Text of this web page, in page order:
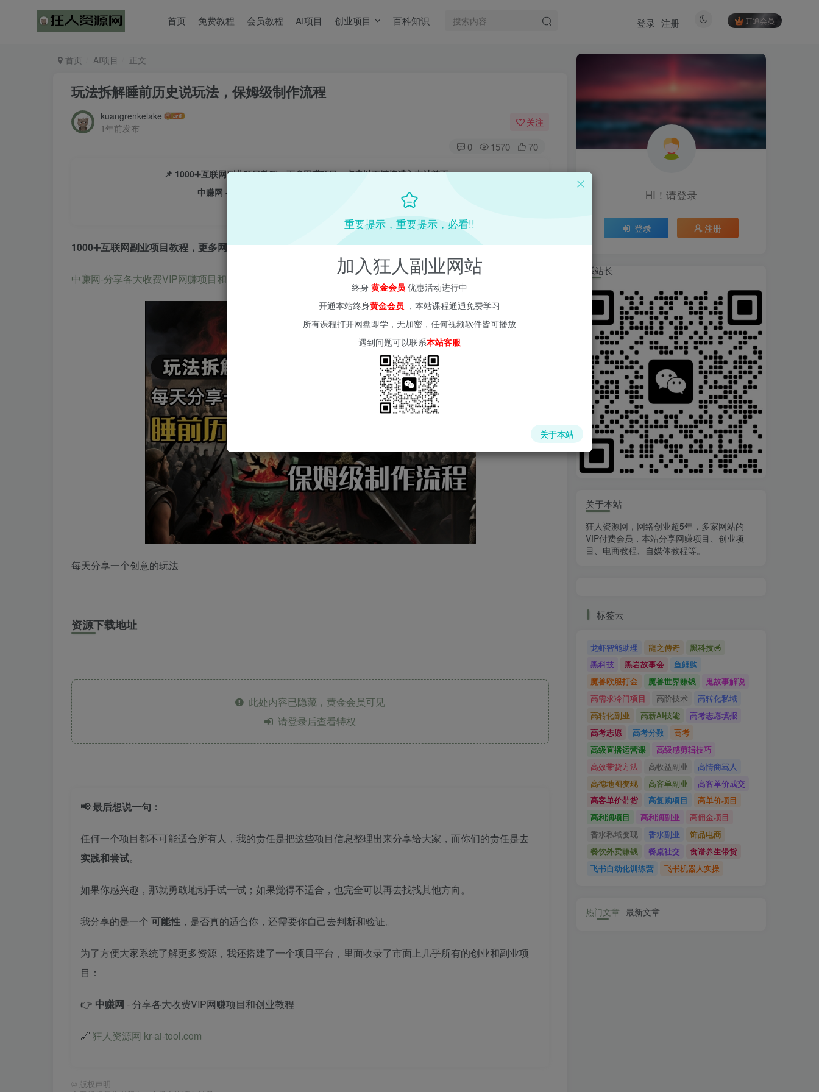
首页 免费教程 会员教程 AI项目 创业项目 百科知识 开通会员
登录 注册
首页 AI项目 正文
玩法拆解睡前历史说玩法，保姆级制作流程
kuangrenkelake
1年前发布
关注
0 1570 70
📌 1000➕互联网副业项目教程，更多网赚项目，点击以下链接进入本站首页：
中赚网 - 分享各大收费VIP网赚项目和创业教程 - 狂人资源网
1000➕互联网副业项目教程，更多网赚项目，点击以下链接进入本站首页：
中赚网-分享各大收费VIP网赚项目和创业教程-狂人资源网 (kr-ai-tool.com)
每天分享一个创意的玩法
资源下载地址
此处内容已隐藏，黄金会员可见
请登录后查看特权
📢 最后想说一句：
任何一个项目都不可能适合所有人，我的责任是把这些项目信息整理出来分享给大家，而你们的责任是去
实践和尝试。
如果你感兴趣，那就勇敢地动手试一试；如果觉得不适合，也完全可以再去找找其他方向。
我分享的是一个 可能性 ，是否真的适合你，还需要你自己去判断和验证。
为了方便大家系统了解更多资源，我还搭建了一个项目平台，里面收录了市面上几乎所有的创业和副业项
目：
👉 中赚网 - 分享各大收费VIP网赚项目和创业教程
🔗 狂人资源网 kr-ai-tool.com
© 版权声明
HI！请登录
登录 注册
HI！请登录
登录 注册
联系站长
关于本站
狂人资源网，网络创业超5年，多家网站的
VIP付费会员，本站分享网赚项目、创业项
目、电商教程、自媒体教程等。
标签云
龙虾智能助理 龍之傳奇
黑科技🥣
黑科技
黑岩故事会
鱼鲤购
魔兽欧服打金
魔兽世界赚钱
鬼故事解说
高需求冷门项目
高阶技术
高转化私域
高转化副业
高薪AI技能
高考志愿填报
高考志愿
高考分数
高考
高级直播运营课
高级感剪辑技巧
高效带货方法
高收益副业
高情商骂人
高德地图变现
高客单副业
高客单价成交
高客单价带货
高复购项目
高单价项目
高利润项目
高利润副业
高佣金项目
香水私域变现
香水副业
饰品电商
餐饮外卖赚钱
餐桌社交
食谱养生带货
飞书自动化训练营
飞书机器人实操
热门文章 最新文章
重要提示，重要提示，必看!!
加入狂人副业网站
终身 黄金会员 优惠活动进行中
开通本站终身黄金会员 ，本站课程通通免费学习
所有课程打开网盘即学，无加密，任何视频软件皆可播放
遇到问题可以联系本站客服
关于本站